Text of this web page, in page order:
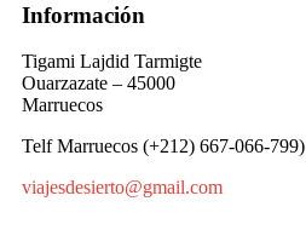
Información
Tigami Lajdid Tarmigte
Ouarzazate – 45000
Marruecos
Telf Marruecos (+212) 667-066-799)
viajesdesierto@gmail.com